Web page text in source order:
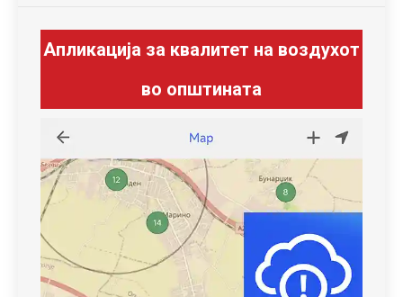
Апликација за квалитет на воздухот
во општината